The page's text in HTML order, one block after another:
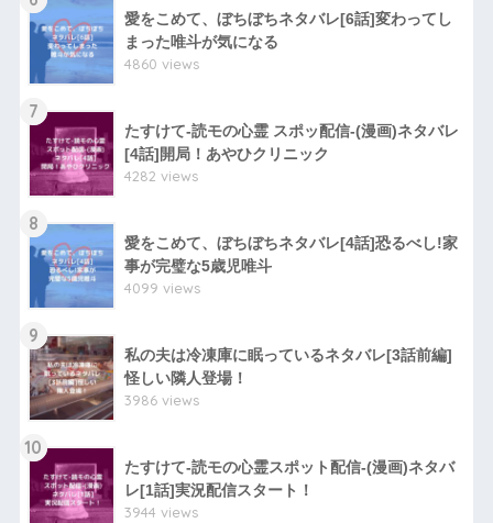
愛をこめて、ぼちぼちネタバレ[6話]変わってし
まった唯斗が気になる
4860 views
7
たすけて-読モの心霊 スポッ配信-(漫画)ネタバレ
[4話]開局！あやひクリニック
4282 views
8
愛をこめて、ぼちぼちネタバレ[4話]恐るべし!家
事が完璧な5歳児唯斗
4099 views
9
私の夫は冷凍庫に眠っているネタバレ[3話前編]
怪しい隣人登場！
3986 views
10
たすけて-読モの心霊スポット配信-(漫画)ネタバ
レ[1話]実況配信スタート！
3944 views